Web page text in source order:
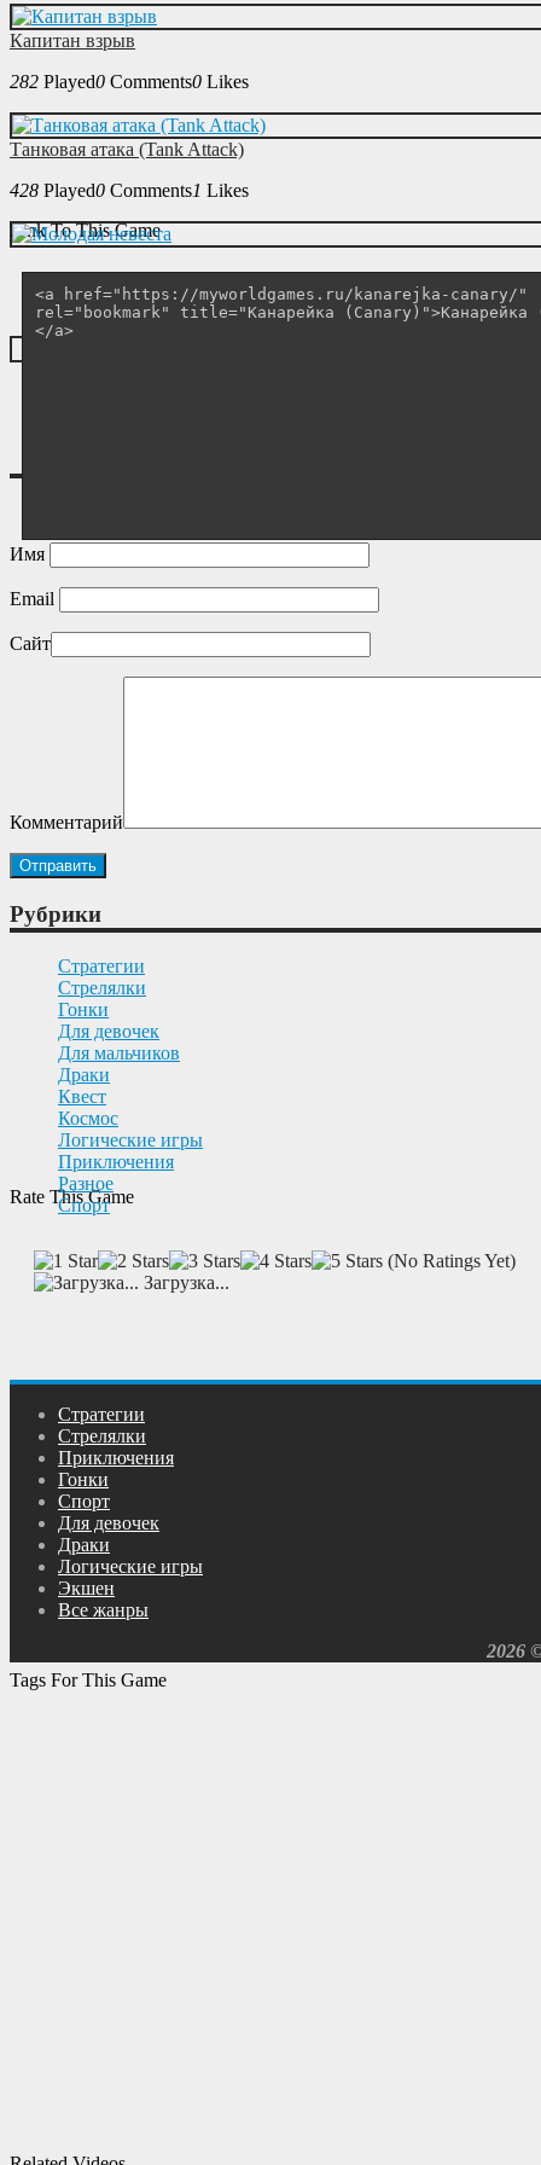
Link To This Game
Rate This Game
(No Ratings Yet)
Загрузка...
Tags For This Game
Капитан взрыв
282 Played0 Comments0 Likes
Танковая атака (Tank Attack)
428 Played0 Comments1 Likes
Имя
Email
Сайт
Комментарий
Рубрики
Cтратегии
Cтрелялки
Гонки
Для девочек
Для мальчиков
Драки
Квест
Космос
Логические игры
Приключения
Разное
Спорт
Cтратегии
Cтрелялки
Приключения
Гонки
Спорт
Для девочек
Драки
Логические игры
Экшен
Все жанры
2026